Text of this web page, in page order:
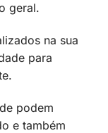
geral.
na sua
para
podem
e também